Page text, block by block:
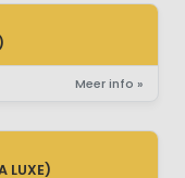
Meer info »
LUXE)